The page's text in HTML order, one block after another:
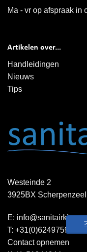
Ma - vr op afspraak in
Artikelen over...
Handleidingen
Nieuws
Tips
Westeinde 2
3925BX Scherpenzeel
E:
T: +31(0)624975957
Contact opnemen